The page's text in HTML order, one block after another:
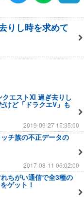
りし時を求めて
エストXI 過ぎ去りし
けど「ドラクエV」も
2019-09-27 15:35:00
チ族の不正データの
2017-08-11 06:02:00
ちがい通信で全3種の
ゲット！